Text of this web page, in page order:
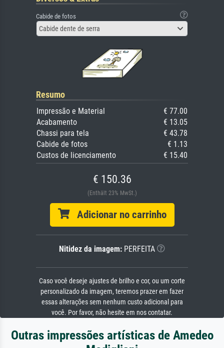
Cabide de fotos
Cabide dente de serra
Resumo
Impressão e Material
€ 77.00
Acabamento
€ 13.05
Chassi para tela
€ 43.78
Cabide de fotos
€ 1.13
Custos de licenciamento
€ 15.40
€ 150.36
(Enthält 23% MwSt.)
Adicionar no carrinho
Nitidez da imagem: PERFEITA
Caso você deseje ajustes de brilho e cor, ou um corte
personalizado da imagem, teremos prazer em fazer
essas alterações sem nenhum custo adicional para
você. Por favor, não hesite em nos contatar.
Outras impressões artísticas de Amedeo